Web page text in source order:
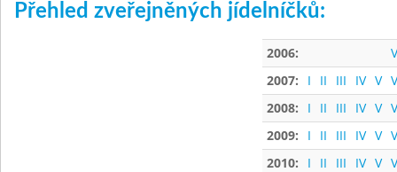
Přehled zveřejněných jídelníčků:
2006:
2007:
I II III IV V
2008:
I II III IV V
2009:
I II III IV V
2010:
I II III IV V